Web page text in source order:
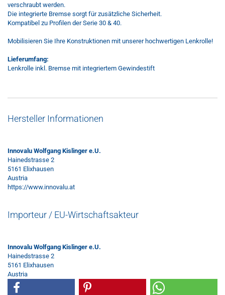
verschraubt werden.
Die integrierte Bremse sorgt für zusätzliche Sicherheit.
Kompatibel zu Profilen der Serie 30 & 40.
Mobilisieren Sie Ihre Konstruktionen mit unserer hochwertigen Lenkrolle!
Lieferumfang:
Lenkrolle inkl. Bremse mit integriertem Gewindestift
Hersteller Informationen
Innovalu Wolfgang Kislinger e.U.
Hainedstrasse 2
5161 Elixhausen
Austria
https://www.innovalu.at
Importeur / EU-Wirtschaftsakteur
Innovalu Wolfgang Kislinger e.U.
Hainedstrasse 2
5161 Elixhausen
Austria